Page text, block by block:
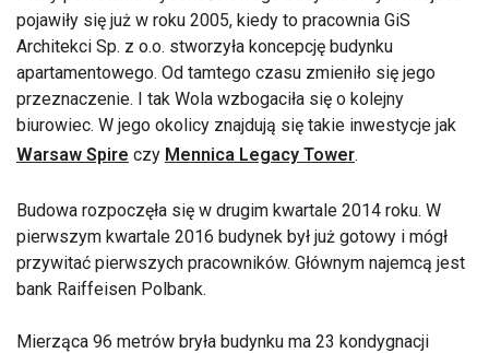
pojawiły się już w roku 2005, kiedy to pracownia GiS
Architekci Sp. z o.o. stworzyła koncepcję budynku
apartamentowego. Od tamtego czasu zmieniło się jego
przeznaczenie. I tak Wola wzbogaciła się o kolejny
biurowiec. W jego okolicy znajdują się takie inwestycje jak
Warsaw Spire czy Mennica Legacy Tower.
Budowa rozpoczęła się w drugim kwartale 2014 roku. W
pierwszym kwartale 2016 budynek był już gotowy i mógł
przywitać pierwszych pracowników. Głównym najemcą jest
bank Raiffeisen Polbank.
Mierząca 96 metrów bryła budynku ma 23 kondygnacji